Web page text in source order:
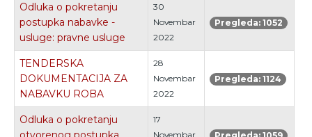
Odluka o pokretanju
postupka nabavke -
usluge: pravne usluge
30
Novembar
2022
Pregleda: 1052
TENDERSKA
DOKUMENTACIJA ZA
NABAVKU ROBA
28
Novembar
2022
Pregleda: 1124
Odluka o pokretanju
17
Novembar